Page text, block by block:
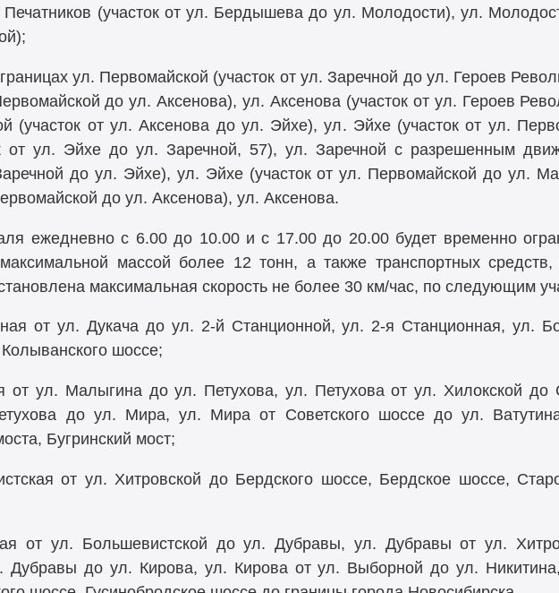
Печатников (участок от ул. Бердышева до ул. Молодости), ул.
ул. Первомайской (участок от ул. Заречной до ул. Героев
до ул. Аксенова), ул. Аксенова (участок от ул. Героев
(участок от ул. Аксенова до ул. Эйхе), ул. Эйхе (участок от ул.
от ул. Эйхе до ул. Заречной, 57), ул. Заречной с разрешенным
до ул. Эйхе), ул. Эйхе (участок от ул. Первомайской до ул.
до ул. Аксенова), ул. Аксенова.
ежедневно с 6.00 до 10.00 и с 17.00 до 20.00 будет временно
массой более 12 тонн, а также транспортных
максимальная скорость не более 30 км/час, по следующим
от ул. Дукача до ул. 2-й Станционной, ул. 2-я Станционная, ул.
шоссе;
ул. Малыгина до ул. Петухова, ул. Петухова от ул. Хилокской до
до ул. Мира, ул. Мира от Советского шоссе до ул.
Бугринский мост;
от ул. Хитровской до Бердского шоссе, Бердское шоссе,
от ул. Большевистской до ул. Дубравы, ул. Дубравы от ул.
Дубравы до ул. Кирова, ул. Кирова от ул. Выборной до ул.